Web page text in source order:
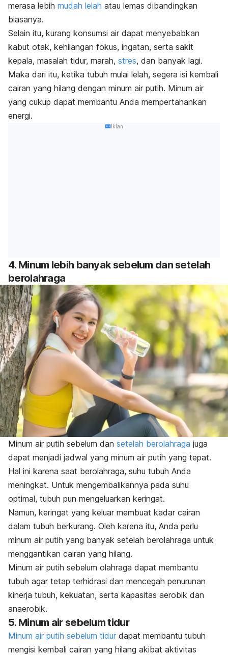
merasa lebih mudah lelah atau lemas dibandingkan
biasanya.
Selain itu, kurang konsumsi air dapat menyebabkan
kabut otak, kehilangan fokus, ingatan, serta sakit
kepala, masalah tidur, marah, stres, dan banyak lagi.
Maka dari itu, ketika tubuh mulai lelah, segera isi kembali
cairan yang hilang dengan minum air putih. Minum air
yang cukup dapat membantu Anda mempertahankan
energi.
Iklan
4. Minum lebih banyak sebelum dan setelah
berolahraga
Minum air putih sebelum dan setelah berolahraga juga
dapat menjadi jadwal yang minum air putih yang tepat.
Hal ini karena saat berolahraga, suhu tubuh Anda
meningkat. Untuk mengembalikannya pada suhu
optimal, tubuh pun mengeluarkan keringat.
Namun, keringat yang keluar membuat kadar cairan
dalam tubuh berkurang. Oleh karena itu, Anda perlu
minum air putih yang banyak setelah berolahraga untuk
menggantikan cairan yang hilang.
Minum air putih sebelum olahraga dapat membantu
tubuh agar tetap terhidrasi dan mencegah penurunan
kinerja tubuh, kekuatan, serta kapasitas aerobik dan
anaerobik.
5. Minum air sebelum tidur
Minum air putih sebelum tidur dapat membantu tubuh
mengisi kembali cairan yang hilang akibat aktivitas